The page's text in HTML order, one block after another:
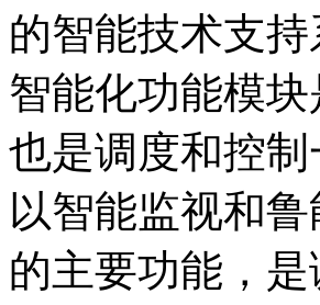
的智能技术支
智能化功能模
也是调度和控
以智能监视和
的主要功能，